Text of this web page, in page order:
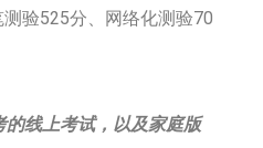
测验525分、网络化测验70
线上考试，以及家庭版